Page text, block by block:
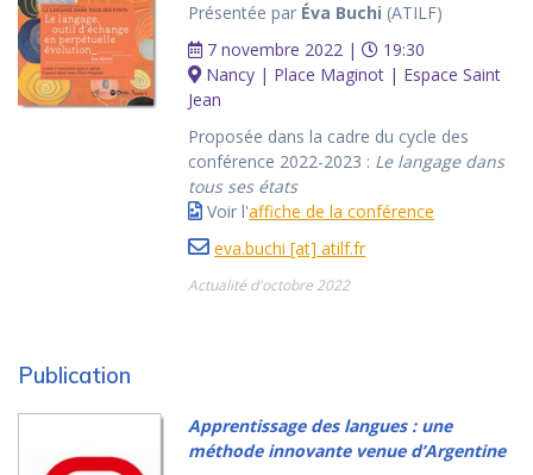
Présentée par Éva Buchi (ATILF)
7 novembre 2022 |
19:30
Nancy | Place Maginot | Espace Saint
Jean
Proposée dans la cadre du cycle des
conférence 2022-2023 : Le langage dans
tous ses états
Voir l'affiche de la conférence
eva.buchi [at] atilf.fr
Actualité d'octobre 2022
Publication
Apprentissage des langues : une
méthode innovante venue d’Argentine